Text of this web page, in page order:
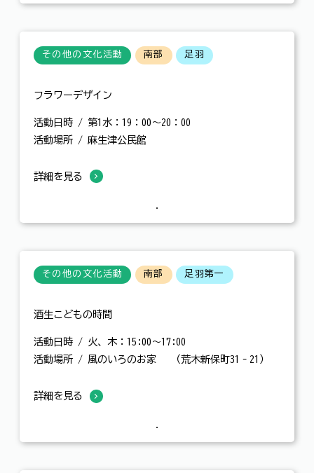
その他の文化活動 南部 足羽
フラワーデザイン
活動日時 / 第1水：19：00～20：00
活動場所 / 麻生津公民館
詳細を見る
その他の文化活動 南部 足羽第一
酒生こどもの時間
活動日時 / 火、木：15:00～17:00
活動場所 / 風のいろのお家 （荒木新保町31‐21）
詳細を見る